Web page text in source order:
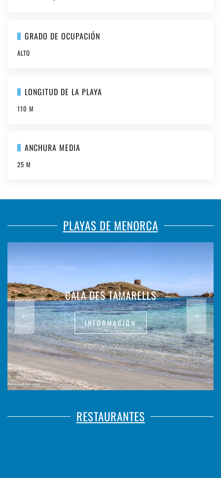
GRADO DE OCUPACIÓN
ALTO
LONGITUD DE LA PLAYA
110 M
ANCHURA MEDIA
25 M
PLAYAS DE MENORCA
CALA DES TAMARELLS
INFORMACIÓN
RESTAURANTES